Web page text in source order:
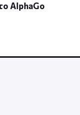
AlphaGo